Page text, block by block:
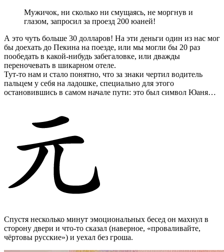
Мужичок, ни сколько ни смущаясь, не моргнув и
глазом, запросил за проезд 200 юаней!
А это чуть больше 30 долларов! На эти деньги один из нас мог
бы доехать до Пекина на поезде, или мы могли бы 20 раз
пообедать в какой-нибудь забегаловке, или дважды
переночевать в шикарном отеле.
Тут-то нам и стало понятно, что за знаки чертил водитель
пальцем у себя на ладошке, специально для этого
остановившись в самом начале пути: это был символ Юаня…
Спустя несколько минут эмоциональных бесед он махнул в
сторону двери и что-то сказал (наверное, «проваливайте,
чёртовы русские») и уехал без гроша.